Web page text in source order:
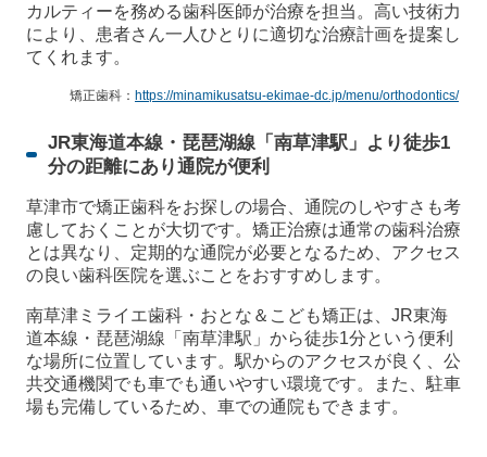
カルティーを務める歯科医師が治療を担当。高い技術力
により、患者さん一人ひとりに適切な治療計画を提案し
てくれます。
矯正歯科： https://minamikusatsu-ekimae-dc.jp/menu/orthodontics/
JR東海道本線・琵琶湖線「南草津駅」より徒歩1
分の距離にあり通院が便利
草津市で矯正歯科をお探しの場合、通院のしやすさも考
慮しておくことが大切です。矯正治療は通常の歯科治療
とは異なり、定期的な通院が必要となるため、アクセス
の良い歯科医院を選ぶことをおすすめします。
南草津ミライエ歯科・おとな＆こども矯正は、JR東海
道本線・琵琶湖線「南草津駅」から徒歩1分という便利
な場所に位置しています。駅からのアクセスが良く、公
共交通機関でも車でも通いやすい環境です。また、駐車
場も完備しているため、車での通院もできます。